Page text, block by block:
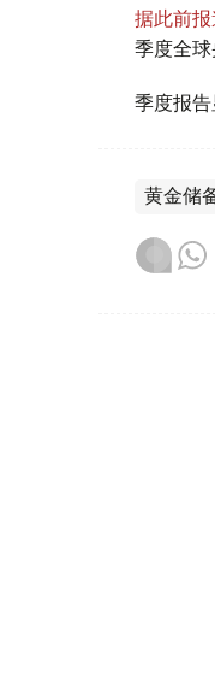
据此前报
季度全球
季度报告
黄金储